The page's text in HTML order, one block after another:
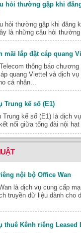
hỏi thường gặp khi
hỏi thường gặp khi đăng
là những câu hỏi
mãi lắp đặt cáp quang
thông báo
quang Viettel và dịch vụ
cá nhân...
Trung kế số (E1)
Trung kế số (E1) là dịch
nối giữa tổng đài nội
nội bộ Office Wan
là dịch vụ cung cấp
truyền dữ liệu dành cho
thuê Kênh riêng Leased